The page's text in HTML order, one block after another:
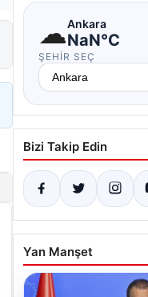
☁Ankara
NaN°C
ŞEHIR SEÇ
Bizi Takip Edin
Yan Manşet